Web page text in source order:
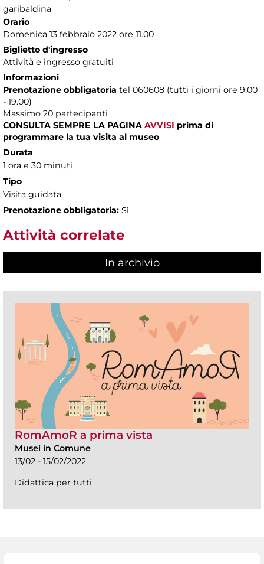
garibaldina
Orario
Domenica 13 febbraio 2022 ore 11.00
Biglietto d'ingresso
Attività e ingresso gratuiti
Informazioni
Prenotazione obbligatoria tel 060608 (tutti i giorni ore 9.00
- 19.00)
Massimo 20 partecipanti
CONSULTA SEMPRE LA PAGINA AVVISI prima di
programmare la tua visita al museo
Durata
1 ora e 30 minuti
Tipo
Visita guidata
Prenotazione obbligatoria: Sì
Attività correlate
In archivio
RomAmoR a prima vista
Musei in Comune
13/02 - 15/02/2022
Didattica per tutti